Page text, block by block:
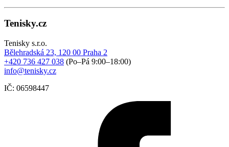
Tenisky.cz
Tenisky s.r.o.
Bělehradská 23, 120 00 Praha 2
+420 736 427 038 (Po–Pá 9:00–18:00)
info@tenisky.cz
IČ: 06598447